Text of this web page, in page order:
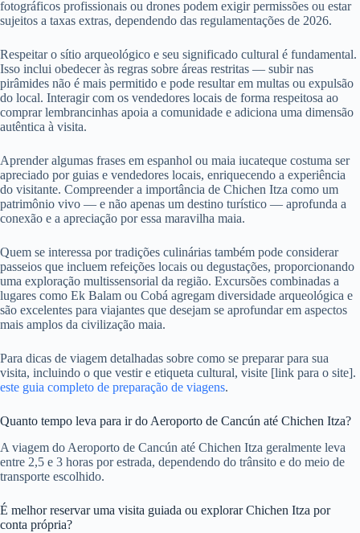
fotográficos profissionais ou drones podem exigir permissões ou estar
sujeitos a taxas extras, dependendo das regulamentações de 2026.
Respeitar o sítio arqueológico e seu significado cultural é fundamental.
Isso inclui obedecer às regras sobre áreas restritas — subir nas
pirâmides não é mais permitido e pode resultar em multas ou expulsão
do local. Interagir com os vendedores locais de forma respeitosa ao
comprar lembrancinhas apoia a comunidade e adiciona uma dimensão
autêntica à visita.
Aprender algumas frases em espanhol ou maia iucateque costuma ser
apreciado por guias e vendedores locais, enriquecendo a experiência
do visitante. Compreender a importância de Chichen Itza como um
patrimônio vivo — e não apenas um destino turístico — aprofunda a
conexão e a apreciação por essa maravilha maia.
Quem se interessa por tradições culinárias também pode considerar
passeios que incluem refeições locais ou degustações, proporcionando
uma exploração multissensorial da região. Excursões combinadas a
lugares como Ek Balam ou Cobá agregam diversidade arqueológica e
são excelentes para viajantes que desejam se aprofundar em aspectos
mais amplos da civilização maia.
Para dicas de viagem detalhadas sobre como se preparar para sua
visita, incluindo o que vestir e etiqueta cultural, visite [link para o site].
este guia completo de preparação de viagens.
Quanto tempo leva para ir do Aeroporto de Cancún até Chichen Itza?
A viagem do Aeroporto de Cancún até Chichen Itza geralmente leva
entre 2,5 e 3 horas por estrada, dependendo do trânsito e do meio de
transporte escolhido.
É melhor reservar uma visita guiada ou explorar Chichen Itza por
conta própria?